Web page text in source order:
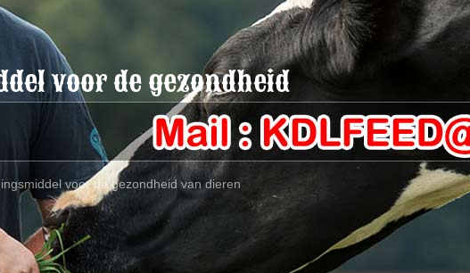
voor de gezondheid
voor de gezondheid van dieren